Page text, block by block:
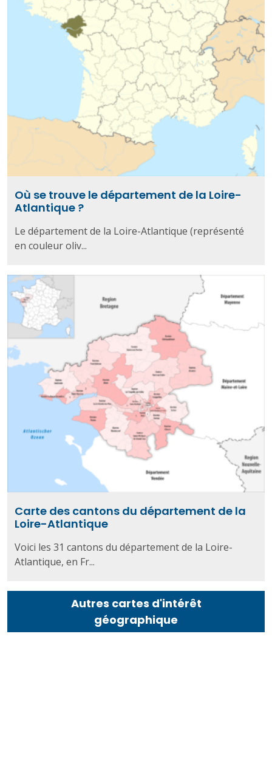
Où se trouve le département de la Loire-
Atlantique ?
Le département de la Loire-Atlantique (représenté
en couleur oliv...
Carte des cantons du département de la
Loire-Atlantique
Voici les 31 cantons du département de la Loire-
Atlantique, en Fr...
Autres cartes d'intérêt
géographique